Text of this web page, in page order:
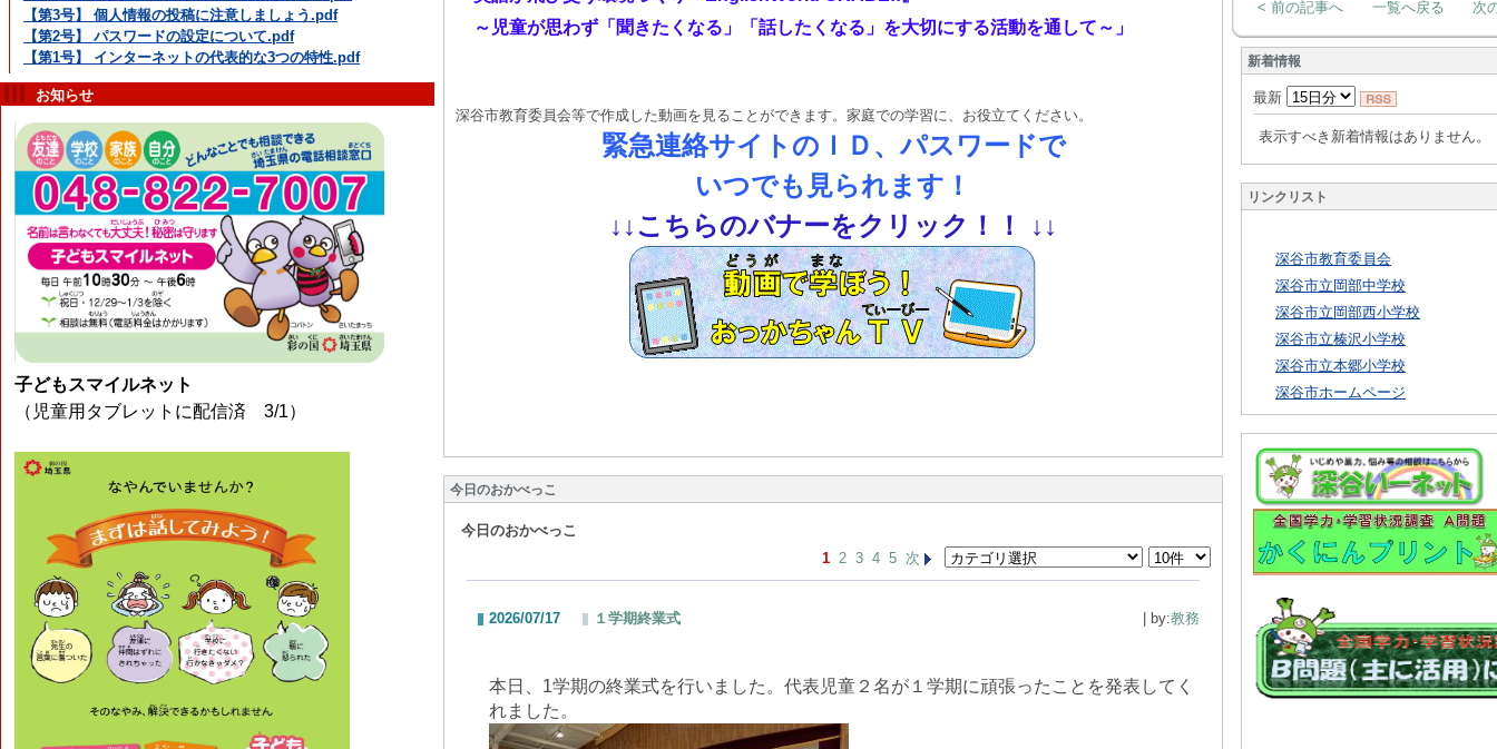
【第3号】 個人情報の投稿に注意しましょう.pdf
【第2号】 パスワードの設定について.pdf
【第1号】 インターネットの代表的な3つの特性.pdf
お知らせ
子どもスマイルネット
（児童用タブレットに配信済 3/1）
～児童が思わず「聞きたくなる」「話したくなる」を大切にする活動を通して～」
深谷市教育委員会等で作成した動画を見ることができます。家庭での学習に、お役立てください。
緊急連絡サイトのＩＤ、パスワードで
いつでも見られます！
↓ ↓こちらのバナーをクリック！！ ↓ ↓
今日のおかべっこ
今日のおかべっこ
1 2 3 4 5 次
2026/07/17 １学期終業式 | by:教務
本日、1学期の終業式を行いました。代表児童２名が１学期に頑張ったことを発表してく
れました。
< 前の記事へ 次
一覧へ戻る
新着情報
最新
表示すべき新着情報はありません。
リンクリスト
深谷市教育委員会
深谷市立岡部中学校
深谷市立岡部西小学校
深谷市立榛沢小学校
深谷市立本郷小学校
深谷市ホームページ